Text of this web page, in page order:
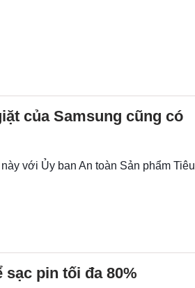
của Samsung cũng có
với Ủy ban An toàn Sản phẩm Tiêu
pin tối đa 80%